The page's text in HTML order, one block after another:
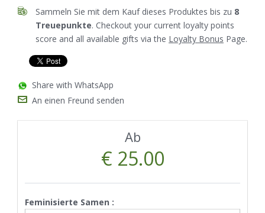
Sammeln Sie mit dem Kauf dieses Produktes bis zu 8
Treuepunkte. Checkout your current loyalty points
score and all available gifts via the Loyalty Bonus Page.
Share with WhatsApp
An einen Freund senden
Ab
€ 25.00
Feminisierte Samen :